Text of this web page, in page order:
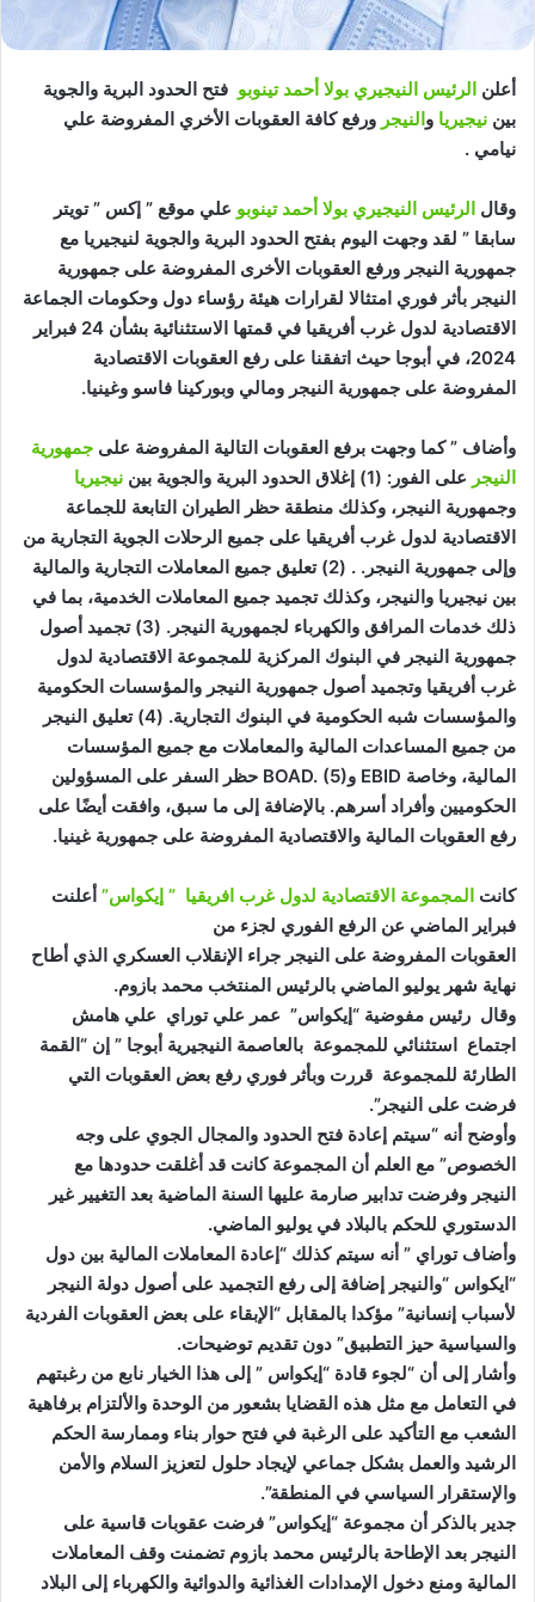
أعلن الرئيس النيجيري بولا أحمد تينوبو فتح الحدود البرية والجوية
بين نيجيريا والنيجر ورفع كافة العقوبات الأخري المفروضة علي
نيامي .
وقال الرئيس النيجيري بولا أحمد تينوبو علي موقع ” إكس ” تويتر
سابقا ” لقد وجهت اليوم بفتح الحدود البرية والجوية لنيجيريا مع
جمهورية النيجر ورفع العقوبات الأخرى المفروضة على جمهورية
النيجر بأثر فوري امتثالا لقرارات هيئة رؤساء دول وحكومات الجماعة
الاقتصادية لدول غرب أفريقيا في قمتها الاستثنائية بشأن 24 فبراير
2024، في أبوجا حيث اتفقنا على رفع العقوبات الاقتصادية
المفروضة على جمهورية النيجر ومالي وبوركينا فاسو وغينيا.
وأضاف ” كما وجهت برفع العقوبات التالية المفروضة على جمهورية
النيجر على الفور: (1) إغلاق الحدود البرية والجوية بين
نيجيريا
وجمهورية النيجر، وكذلك منطقة حظر الطيران التابعة للجماعة
الاقتصادية لدول غرب أفريقيا على جميع الرحلات الجوية التجارية من
وإلى جمهورية النيجر. . (2) تعليق جميع المعاملات التجارية والمالية
بين نيجيريا والنيجر، وكذلك تجميد جميع المعاملات الخدمية، بما في
ذلك خدمات المرافق والكهرباء لجمهورية النيجر. (3) تجميد أصول
جمهورية النيجر في البنوك المركزية للمجموعة الاقتصادية لدول
غرب أفريقيا وتجميد أصول جمهورية النيجر والمؤسسات الحكومية
والمؤسسات شبه الحكومية في البنوك التجارية. (4) تعليق النيجر
من جميع المساعدات المالية والمعاملات مع جميع المؤسسات
المالية، وخاصة EBID وBOAD. (5) حظر السفر على المسؤولين
الحكوميين وأفراد أسرهم. بالإضافة إلى ما سبق، وافقت أيضًا على
رفع العقوبات المالية والاقتصادية المفروضة على جمهورية غينيا.
كانت المجموعة الاقتصادية لدول غرب افريقيا ” إيكواس” أعلنت
فبراير الماضي عن الرفع الفوري لجزء من
العقوبات المفروضة على النيجر جراء الإنقلاب العسكري الذي أطاح
نهاية شهر يوليو الماضي بالرئيس المنتخب محمد بازوم.
وقال رئيس مفوضية “إيكواس” عمر علي توراي علي هامش
اجتماع استثنائي للمجموعة بالعاصمة النيجيرية أبوجا ” إن “القمة
الطارئة للمجموعة قررت وبأثر فوري رفع بعض العقوبات التي
فرضت على النيجر”.
وأوضح أنه “سيتم إعادة فتح الحدود والمجال الجوي على وجه
الخصوص” مع العلم أن المجموعة كانت قد أغلقت حدودها مع
النيجر وفرضت تدابير صارمة عليها السنة الماضية بعد التغيير غير
الدستوري للحكم بالبلاد في يوليو الماضي.
وأضاف توراي ” أنه سيتم كذلك “إعادة المعاملات المالية بين دول
“ايكواس “والنيجر إضافة إلى رفع التجميد على أصول دولة النيجر
لأسباب إنسانية” مؤكدا بالمقابل “الإبقاء على بعض العقوبات الفردية
والسياسية حيز التطبيق” دون تقديم توضيحات.
وأشار إلى أن “لجوء قادة “إيكواس ” إلى هذا الخيار نابع من رغبتهم
في التعامل مع مثل هذه القضايا بشعور من الوحدة والألتزام برفاهية
الشعب مع التأكيد على الرغبة في فتح حوار بناء وممارسة الحكم
الرشيد والعمل بشكل جماعي لإيجاد حلول لتعزيز السلام والأمن
والإستقرار السياسي في المنطقة”.
جدير بالذكر أن مجموعة “إيكواس” فرضت عقوبات قاسية على
النيجر بعد الإطاحة بالرئيس محمد بازوم تضمنت وقف المعاملات
المالية ومنع دخول الإمدادات الغذائية والدوائية والكهرباء إلى البلاد